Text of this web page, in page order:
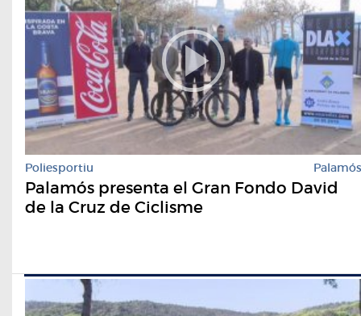
Poliesportiu Palamós
Palamós presenta el Gran Fondo David
de la Cruz de Ciclisme